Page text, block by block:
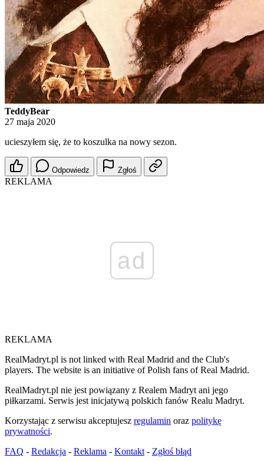
TeddyBear
27 maja 2020
ucieszyłem się, że to koszulka na nowy sezon.
Odpowiedz Zgłoś
REKLAMA
ad
REKLAMA
RealMadryt.pl is not linked with Real Madrid and the Club's
players. The website is an initiative of Polish fans of Real Madrid.
RealMadryt.pl nie jest powiązany z Realem Madryt ani jego
piłkarzami. Serwis jest inicjatywą polskich fanów Realu Madryt.
Korzystając z serwisu akceptujesz regulamin oraz politykę
prywatności.
FAQ - Redakcja - Reklama - Kontakt - Zgłoś błąd